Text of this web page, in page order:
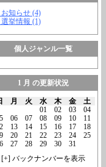
知らせ (4)
挙情報 (1)
個人ジャンル一覧
1 月 の更新状況
月 火 水 木 金
土
01
02 03
04
06 07 08 09 10
11
13 14 15 16 17
18
20 21 22 23 24
25
27 28 29 30
31
[+] バックナンバーを表示